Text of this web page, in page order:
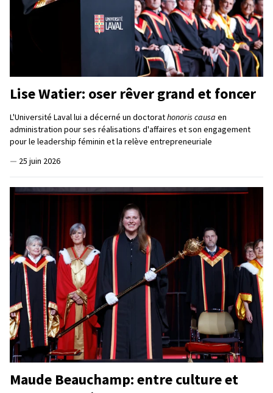
Lise Watier: oser rêver grand et foncer
L'Université Laval lui a décerné un doctorathonoris causa en
administration pour ses réalisations d'affaires et son engagement
pour le leadership féminin et la relève entrepreneuriale
— 25 juin 2026
Maude Beauchamp: entre culture et